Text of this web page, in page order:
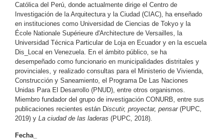
Católica del Perú, donde actualmente dirige el Centro de
Investigación de la Arquitectura y la Ciudad (CIAC), ha enseñado
en instituciones como Universidad de Ciencias de Tokyo y la
École Nationale Supérieure d'Architecture de Versailles, la
Universidad Técnica Particular de Loja en Ecuador y en la escuela
Dis_Local en Venezuela. En el ámbito público, se ha
desempeñado como funcionario en municipalidades distritales y
provinciales, y realizado consultas para el Ministerio de Vivienda,
Construcción y Saneamiento, el Programa De Las Naciones
Unidas Para El Desarrollo (PNUD), entre otros organismos.
Miembro fundador del grupo de investigación CONURB, entre sus
publicaciones recientes están Discutir, proyectar, pensar(PUPC,
2019) y La ciudad de las laderas (PUPC, 2018).
Fecha_